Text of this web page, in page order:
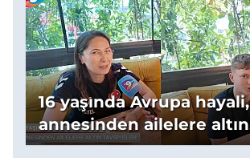
16 yaşında Avrupa hayali,
annesinden ailelere altın
tavsiyeler